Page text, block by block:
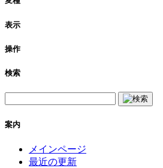
表示
操作
検索
案内
メインページ
最近の更新